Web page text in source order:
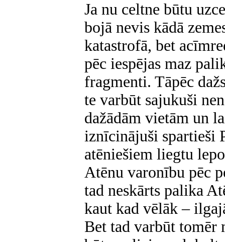
Ja nu celtne būtu
bojā nevis kādā
katastrofā, bet
pēc iespējas maz
fragmenti. Tāpēc
te varbūt sajukuši
dažādām vietām un
iznīcinājuši spartieši
atēniešiem liegtu
Atēnu varonību pēc
tad neskārts palika
kaut kad vēlāk –
Bet tad varbūt tomēr